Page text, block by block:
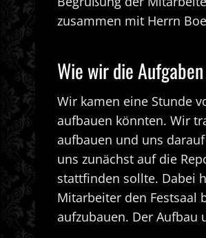
zusammen mit Herrn
Wie wir die
Wir kamen eine Stunde
aufbauen könnten. Wir
aufbauen und uns
uns zunächst auf die
stattfinden sollte. Dabei
Mitarbeiter den Festsaal
aufzubauen. Der Aufbau